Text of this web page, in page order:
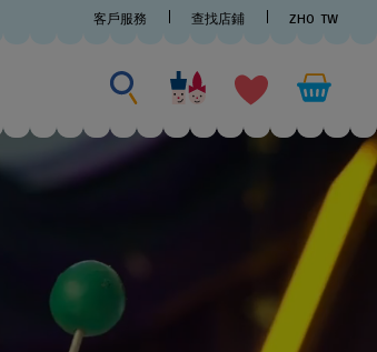
客戶服務 查找店鋪 ZHO TW
尋
找
商